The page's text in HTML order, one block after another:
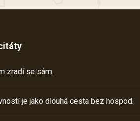
zradí se sám.
je jako dlouhá cesta bez hospod.